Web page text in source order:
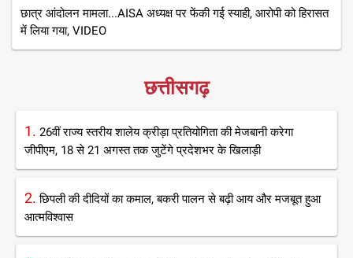
छात्र आंदोलन मामला...AISA अध्यक्ष पर फेंकी गई स्याही, आरोपी को हिरासत
में लिया गया, VIDEO
छत्तीसगढ़
1. 26वीं राज्य स्तरीय शालेय क्रीड़ा प्रतियोगिता की मेजबानी करेगा
जीपीएम, 18 से 21 अगस्त तक जुटेंगे प्रदेशभर के खिलाड़ी
2.छिपली की दीदियों का कमाल, बकरी पालन से बढ़ी आय और मजबूत हुआ
आत्मविश्वास